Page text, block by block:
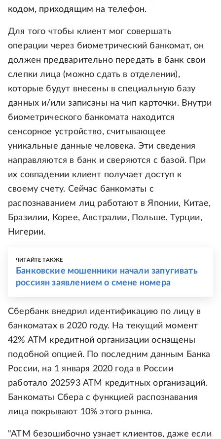
кодом, приходящим на телефон.
Для того чтобы клиент мог совершать
операции через биометрический банкомат, он
должен предварительно передать в банк свои
слепки лица (можно сдать в отделении),
которые будут внесены в специальную базу
данных и/или записаны на чип карточки. Внутри
биометрического банкомата находится
сенсорное устройство, считывающее
уникальные данные человека. Эти сведения
направляются в банк и сверяются с базой. При
их совпадении клиент получает доступ к
своему счету. Сейчас банкоматы с
распознаванием лиц работают в Японии, Китае,
Бразилии, Корее, Австралии, Польше, Турции,
Нигерии.
ЧИТАЙТЕ ТАКЖЕ
Банковские мошенники начали запугивать
россиян заявлением о смене номера
Сбербанк внедрил идентификацию по лицу в
банкоматах в 2020 году. На текущий момент
42% АТМ кредитной организации оснащены
подобной опцией. По последним данным Банка
России, на 1 января 2020 года в России
работало 202593 АТМ кредитных организаций.
Банкоматы Сбера с функцией распознавания
лица покрывают 10% этого рынка.
"АТМ безошибочно узнает клиентов, даже если